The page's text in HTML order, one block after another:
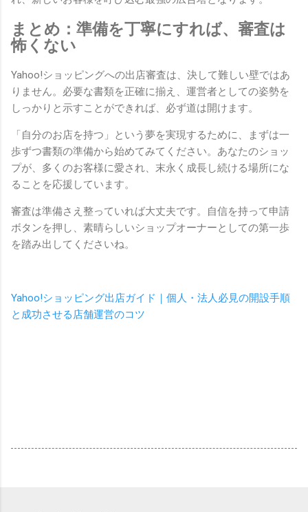
まとめ：準備を丁寧にすれば、審査は
怖くない
Yahoo!ショッピングへの出店審査は、決して難しい壁ではあ
りません。必要な書類を正確に揃え、運営者としての姿勢を
しっかりと示すことができれば、必ず道は開けます。
「自分のお店を持つ」という夢を実現するために、まずは一
歩ずつ書類の準備から始めてみてください。あなたのショッ
プが、多くのお客様に愛され、末永く成長し続ける場所にな
ることを応援しています。
審査は準備さえ整っていれば大丈夫です。自信を持って申請
ボタンを押し、素晴らしいショップオーナーとしての第一歩
を踏み出してくださいね。
Yahoo!ショッピング出店ガイド｜個人・法人必見の開設手順
と成功させる店舗運営のコツ